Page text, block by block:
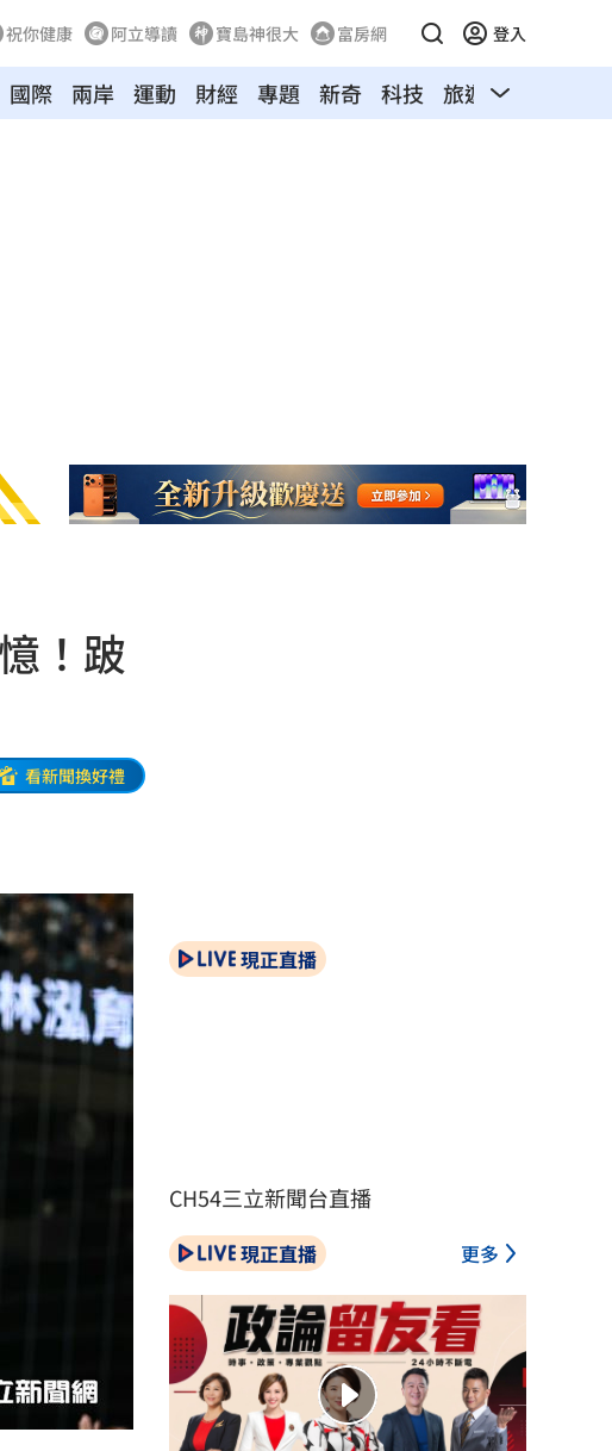
祝你健康 阿立導讀 寶島神很大 富房網 登入
國際 兩岸 運動 財經 專題 新奇 科技 旅遊 汽車
！跛
看新聞換好禮
現正直播
CH54三立新聞台直播
現正直播 更多